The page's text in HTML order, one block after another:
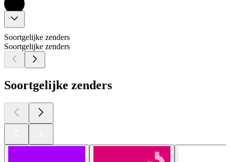
Soortgelijke zenders
Soortgelijke zenders
Soortgelijke zenders